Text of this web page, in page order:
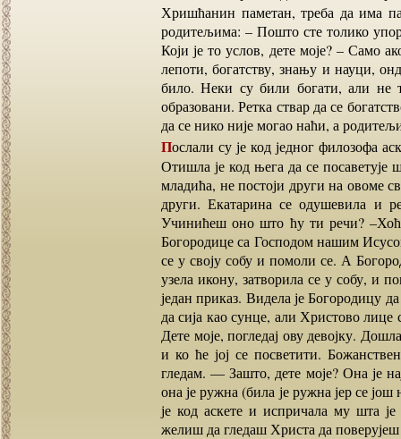
Хришћанин паметан, треба да има
родитељима: – Пошто сте толико
Који је то услов, дете моје? – Само
лепоти, богатству, знању и науци,
било. Неки су били богати, али не
образовани. Ретка ствар да се
да се нико није могао наћи, а
Послали су је код једног филозофа аскете, који је живео у једној спиљи иван Александрије.
Отишла је код њега да се посаветује
младића, не постоји други на овоме
други. Екатарина се одушевила и
Учинићеш оно што ћу ти речи?
Богородице са Господом нашим
се у своју собу и помоли се. А
узела икону, затворила се у собу, и
један приказ. Видела је Богородицу
да сија као сунце, али Христово
Дете моје, погледај ову девојку.
и ко ће јој се посветити.
гледам. ― Зашто, дете моје? Она је
она је ружна (била је ружна јер се
је код аскете и испричала му шта
желиш да гледаш Христа да